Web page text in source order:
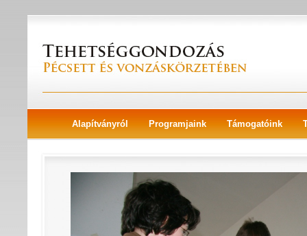
Alapítványról Programjaink Támogatóink